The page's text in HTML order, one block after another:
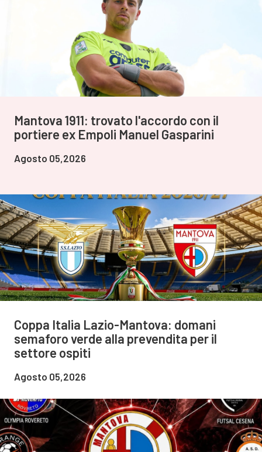
Mantova 1911: trovato l'accordo con il
portiere ex Empoli Manuel Gasparini
Agosto 05,2026
Coppa Italia Lazio-Mantova: domani
semaforo verde alla prevendita per il
settore ospiti
Agosto 05,2026